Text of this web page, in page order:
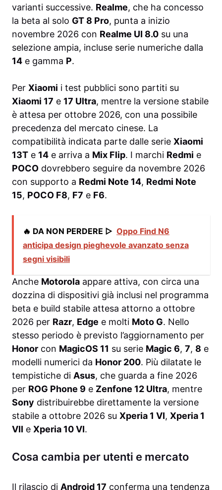
varianti successive. Realme, che ha concesso
la beta al solo GT 8 Pro, punta a inizio
novembre 2026 con Realme UI 8.0 su una
selezione ampia, incluse serie numeriche dalla
14 e gamma P.
Per Xiaomi i test pubblici sono partiti su
Xiaomi 17 e 17 Ultra, mentre la versione stabile
è attesa per ottobre 2026, con una possibile
precedenza del mercato cinese. La
compatibilità indicata parte dalle serie Xiaomi
13T e 14 e arriva a Mix Flip. I marchi Redmi e
POCO dovrebbero seguire da novembre 2026
con supporto a Redmi Note 14, Redmi Note
15, POCO F8, F7 e F6.
🔥 DA NON PERDERE ▷ Oppo Find N6
anticipa design pieghevole avanzato senza
segni visibili
Anche Motorola appare attiva, con circa una
dozzina di dispositivi già inclusi nel programma
beta e build stabile attesa attorno a ottobre
2026 per Razr, Edge e molti Moto G. Nello
stesso periodo è previsto l’aggiornamento per
Honor con MagicOS 11 su serie Magic 6, 7, 8 e
modelli numerici da Honor 200. Più dilatate le
tempistiche di Asus, che guarda a fine 2026
per ROG Phone 9 e Zenfone 12 Ultra, mentre
Sony distribuirebbe direttamente la versione
stabile a ottobre 2026 su Xperia 1 VI, Xperia 1
VII e Xperia 10 VI.
Cosa cambia per utenti e mercato
Il rilascio di Android 17 conferma una tendenza